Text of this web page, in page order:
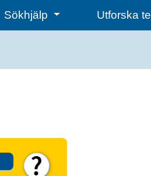
Sökhjälp Utforska